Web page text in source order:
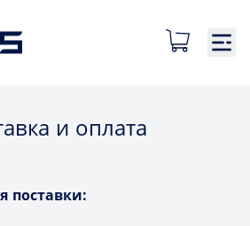
и оплата
поставки: